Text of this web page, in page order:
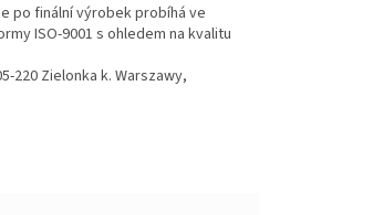
po finální výrobek probíhá ve
ISO-9001 s ohledem na kvalitu
220 Zielonka k. Warszawy,